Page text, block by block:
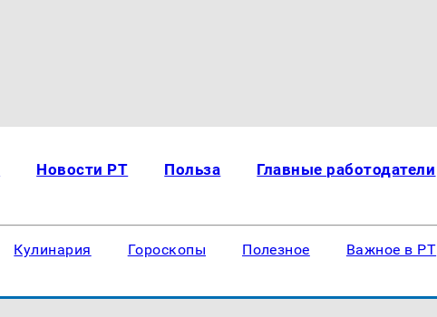
Новости РТ Польза Главные работодатели
Кулинария Гороскопы Полезное Важное в РТ